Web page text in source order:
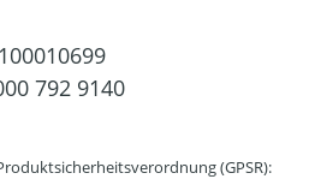
792 9140
(GPSR):